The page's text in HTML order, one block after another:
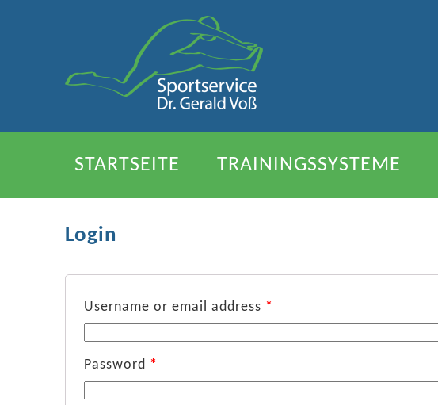
STARTSEITE TRAININGSSYSTEME
Login
Username or email address *
Password *